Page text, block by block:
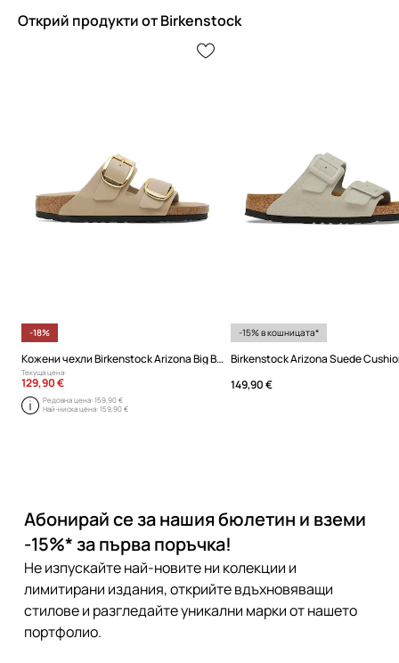
Открий продукти от Birkenstock
-18%
Кожени чехли Birkenstock Arizona Big Buckle
Текуща цена:
129,90 €
Редовна цена:159,90 €
Най-ниска цена:159,90 €
-15% в кошницата*
149,90 €
Абонирай се за нашия бюлетин и вземи
-15%* за първа поръчка!
Не изпускайте най-новите ни колекции и
лимитирани издания, открийте вдъхновяващи
стилове и разгледайте уникални марки от нашето
портфолио.